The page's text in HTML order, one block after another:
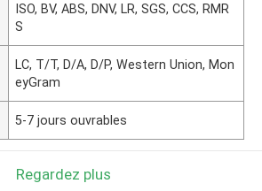
ISO, BV, ABS, DNV, LR, SGS, CCS, RMR
S
LC, T/T, D/A, D/P, Western Union, Mon
eyGram
5-7 jours ouvrables
Regardez plus